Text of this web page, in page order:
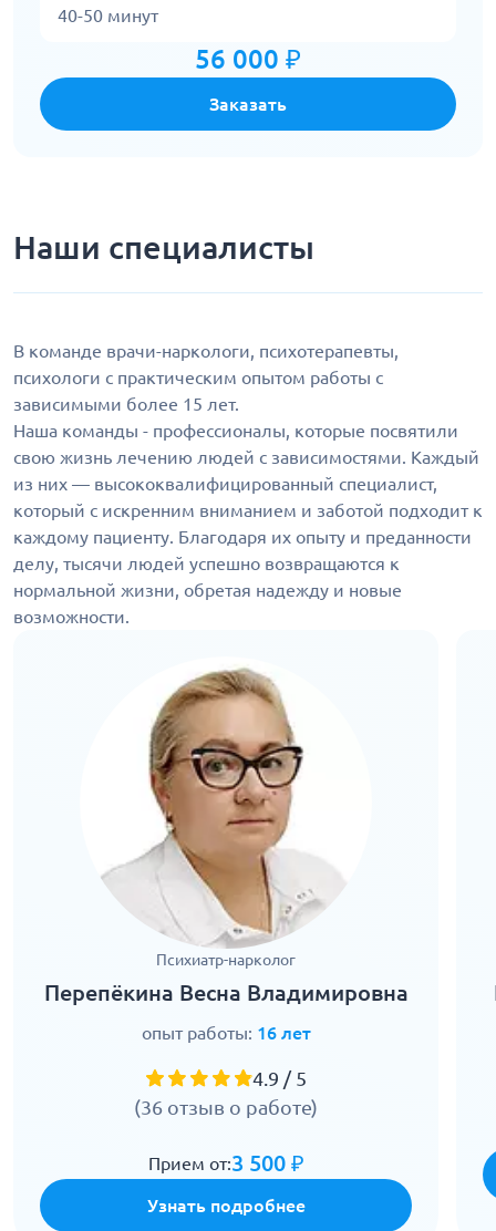
40-50 минут
56 000 ₽
Заказать
Наши специалисты
В команде врачи-наркологи, психотерапевты,
психологи с практическим опытом работы с
зависимыми более 15 лет.
Наша команды - профессионалы, которые посвятили
свою жизнь лечению людей с зависимостями. Каждый
из них — высококвалифицированный специалист,
который с искренним вниманием и заботой подходит к
каждому пациенту. Благодаря их опыту и преданности
делу, тысячи людей успешно возвращаются к
нормальной жизни, обретая надежду и новые
возможности.
Психиатр-нарколог
Перепёкина Весна Владимировна
опыт работы: 16 лет
4.9 / 5
(36 отзыв о работе)
Прием от:3 500 ₽
Узнать подробнее